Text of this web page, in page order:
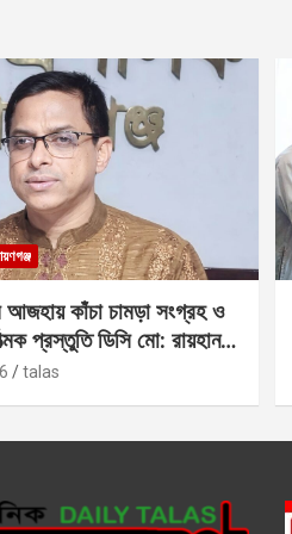
কাঁচা চামড়া সংগ্রহ ও
প্রস্তুতি ডিসি মো: রায়হান
talas